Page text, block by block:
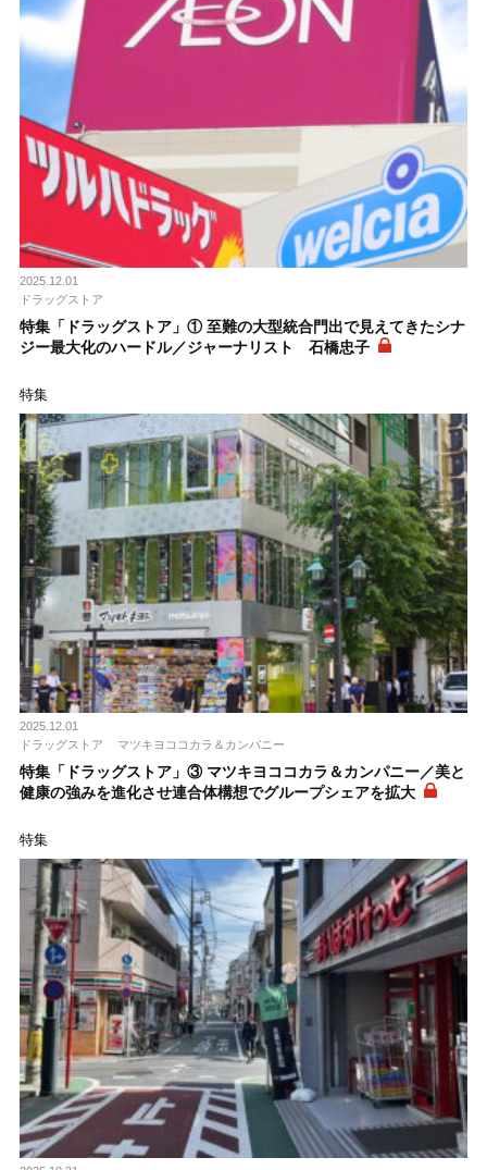
2025.12.01
ドラッグストア
特集「ドラッグストア」① 至難の大型統合門出で見えてきたシナ
ジー最大化のハードル／ジャーナリスト 石橋忠子
特集
2025.12.01
ドラッグストア
マツキヨココカラ＆カンパニー
特集「ドラッグストア」③ マツキヨココカラ＆カンパニー／美と
健康の強みを進化させ連合体構想でグループシェアを拡大
特集